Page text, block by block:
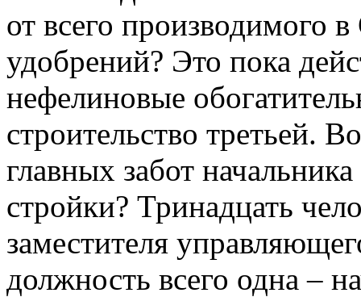
от всего производимого
удобрений? Это пока
нефелиновые
строительство третьей.
главных забот
стройки? Тринадцать
заместителя
должность всего одна –